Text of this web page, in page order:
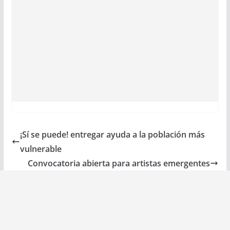
¡Sí se puede! entregar ayuda a la población más
vulnerable
Convocatoria abierta para artistas emergentes